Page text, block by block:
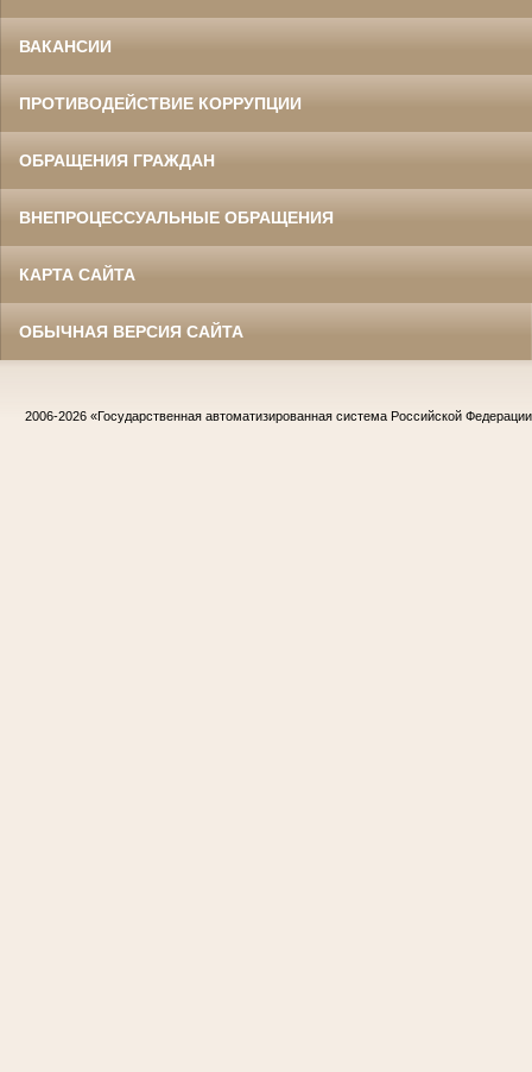
ВАКАНСИИ
ПРОТИВОДЕЙСТВИЕ КОРРУПЦИИ
ОБРАЩЕНИЯ ГРАЖДАН
ВНЕПРОЦЕССУАЛЬНЫЕ ОБРАЩЕНИЯ
КАРТА САЙТА
ОБЫЧНАЯ ВЕРСИЯ САЙТА
2006-2026 «Государственная автоматизированная система Российской